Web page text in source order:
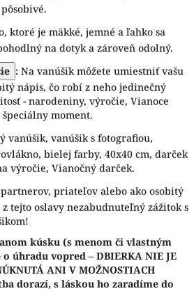
ktoré je mäkké, jemné a ľahko sa
na dotyk a zároveň odolný.
: Na vanúšik môžete umiestniť vašu
nápis, čo robí z neho jedinečný
- narodeniny, výročie, Vianoce
moment.
vanúšik, vanúšik s fotografiou,
bielej farby, 40x40 cm, darček
výročie, Vianočný darček.
partnerov, priateľov alebo ako osobitý
tejto oslavy nezabudnuteľný zážitok s
kúsku (s menom či vlastným
úhradu vopred – DBIERKA NIE JE
ANI V MOŽNOSTIACH
dorazí, s láskou ho zaradíme do